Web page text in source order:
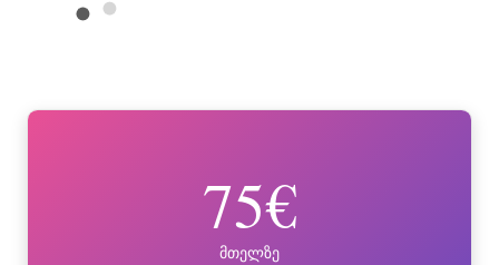
75€
მთელზე